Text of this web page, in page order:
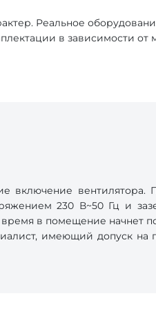
Реальное
в зависимости от
вентилятора.
230 В~50 Гц и
в помещение начнет
имеющий допуск